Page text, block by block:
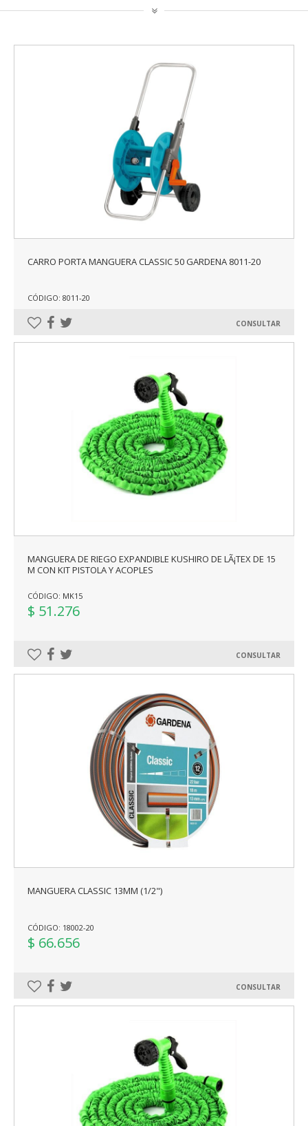
CARRO PORTA MANGUERA CLASSIC 50 GARDENA 8011-20
CÓDIGO: 8011-20
CONSULTAR
MANGUERA DE RIEGO EXPANDIBLE KUSHIRO DE LÃ¡TEX DE 15
M CON KIT PISTOLA Y ACOPLES
CÓDIGO: MK15
$ 51.276
CONSULTAR
MANGUERA CLASSIC 13MM (1/2")
CÓDIGO: 18002-20
$ 66.656
CONSULTAR